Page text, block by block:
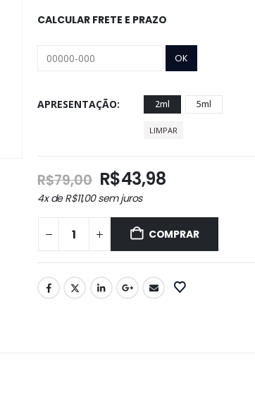
através
CALCULAR FRETE E PRAZO
APRESENTAÇÃO 2ml 5ml
LIMPAR
R$79,00 O
preço
original
era:
R$79,00.
R$43,98O
atual
é:
R$43,98.
4x deR$11,00sem juros
COMPRAR